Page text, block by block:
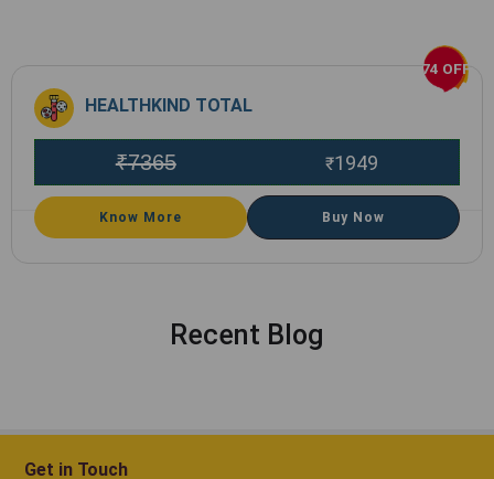
74 OFF
HEALTHKIND TOTAL
₹7365 ₹1949
Know More Buy Now
Recent Blog
Get in Touch